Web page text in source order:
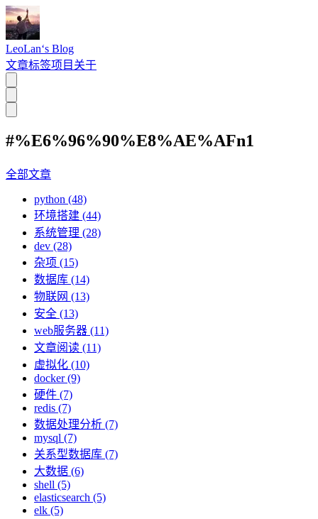
LeoLan‘s Blog
文章标签项目 关于
#%E6%96%90%E8%AE%AFn1
全部文章
python (48)
环境搭建 (44)
系统管理 (28)
dev (28)
杂项 (15)
数据库 (14)
物联网 (13)
安全 (13)
web服务器 (11)
文章阅读 (11)
虚拟化 (10)
docker (9)
硬件 (7)
redis (7)
数据处理分析 (7)
mysql (7)
关系型数据库 (7)
大数据 (6)
shell (5)
elasticsearch (5)
elk (5)